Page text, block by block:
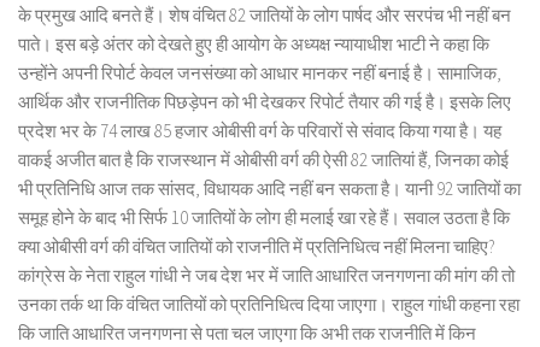
के प्रमुख आदि बनते हैं। शेष वंचित 82 जातियों के लोग पार्षद और सरपंच भी नहीं बन
पाते। इस बड़े अंतर को देखते हुए ही आयोग के अध्यक्ष न्यायाधीश भाटी ने कहा कि
उन्होंने अपनी रिपोर्ट केवल जनसंख्या को आधार मानकर नहीं बनाई है। सामाजिक,
आर्थिक और राजनीतिक पिछड़ेपन को भी देखकर रिपोर्ट तैयार की गई है। इसके लिए
प्रदेश भर के 74 लाख 85 हजार ओबीसी वर्ग के परिवारों से संवाद किया गया है। यह
वाकई अजीत बात है कि राजस्थान में ओबीसी वर्ग की ऐसी 82 जातियां हैं, जिनका कोई
भी प्रतिनिधि आज तक सांसद, विधायक आदि नहीं बन सकता है। यानी 92 जातियों का
समूह होने के बाद भी सिर्फ 10 जातियों के लोग ही मलाई खा रहे हैं। सवाल उठता है कि
क्या ओबीसी वर्ग की वंचित जातियों को राजनीति में प्रतिनिधित्व नहीं मिलना चाहिए?
कांग्रेस के नेता राहुल गांधी ने जब देश भर में जाति आधारित जनगणना की मांग की तो
उनका तर्क था कि वंचित जातियों को प्रतिनिधित्व दिया जाएगा। राहुल गांधी कहना रहा
कि जाति आधारित जनगणना से पता चल जाएगा कि अभी तक राजनीति में किन